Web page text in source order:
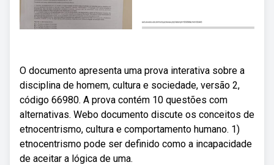
O documento apresenta uma prova interativa sobre a
disciplina de homem, cultura e sociedade, versão 2,
código 66980. A prova contém 10 questões com
alternativas. Webo documento discute os conceitos de
etnocentrismo, cultura e comportamento humano. 1)
etnocentrismo pode ser definido como a incapacidade
de aceitar a lógica de uma.